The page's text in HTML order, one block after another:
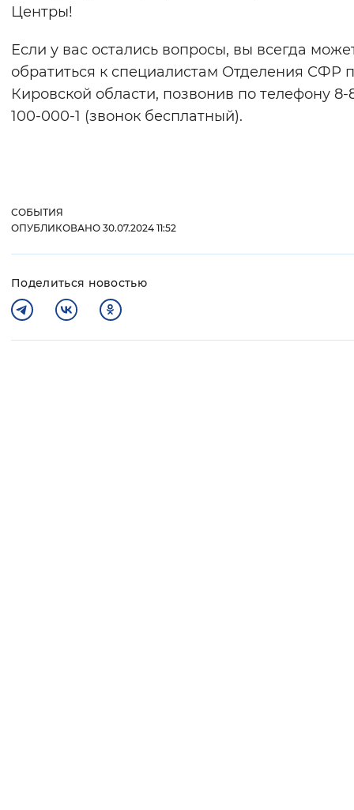
Центры!
Если у вас остались вопросы, вы всегда
обратиться к специалистам Отделения СФР
Кировской области, позвонив по телефону 8-
100-000-1 (звонок бесплатный).
СОБЫТИЯ
ОПУБЛИКОВАНО 30.07.2024 11:52
Поделиться новостью